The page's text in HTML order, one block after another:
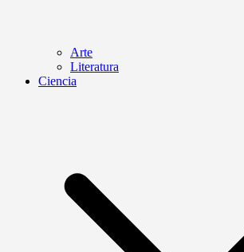
Arte
Literatura
Ciencia